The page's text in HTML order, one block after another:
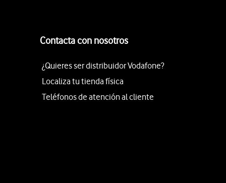
Contacta con nosotros
¿Quieres ser distribuidor Vodafone?
Localiza tu tienda física
Teléfonos de atención al cliente